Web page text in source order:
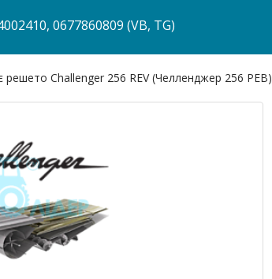
0677860809 (VB, TG)
решето Challenger 256 REV (Челленджер 256 РЕВ)